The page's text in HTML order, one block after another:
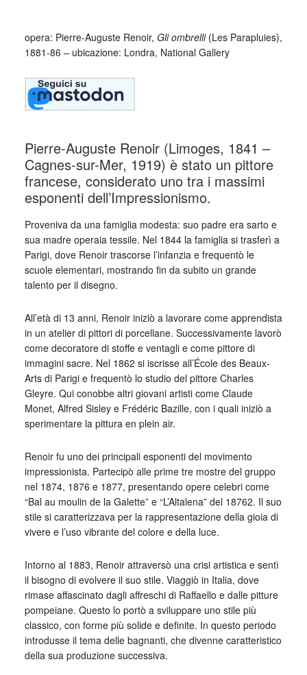
opera: Pierre-Auguste Renoir, Gli ombrelli(Les Parapluies),
1881-86 – ubicazione: Londra, National Gallery
Pierre-Auguste Renoir (Limoges, 1841 –
Cagnes-sur-Mer, 1919) è stato un pittore
francese, considerato uno tra i massimi
esponenti dell’Impressionismo.
Proveniva da una famiglia modesta: suo padre era sarto e
sua madre operaia tessile. Nel 1844 la famiglia si trasferì a
Parigi, dove Renoir trascorse l’infanzia e frequentò le
scuole elementari, mostrando fin da subito un grande
talento per il disegno.
All’età di 13 anni, Renoir iniziò a lavorare come apprendista
in un atelier di pittori di porcellane. Successivamente lavorò
come decoratore di stoffe e ventagli e come pittore di
immagini sacre. Nel 1862 si iscrisse all’École des Beaux-
Arts di Parigi e frequentò lo studio del pittore Charles
Gleyre. Qui conobbe altri giovani artisti come Claude
Monet, Alfred Sisley e Frédéric Bazille, con i quali iniziò a
sperimentare la pittura en plein air.
Renoir fu uno dei principali esponenti del movimento
impressionista. Partecipò alle prime tre mostre del gruppo
nel 1874, 1876 e 1877, presentando opere celebri come
“Bal au moulin de la Galette” e “L’Altalena” del 18762. Il suo
stile si caratterizzava per la rappresentazione della gioia di
vivere e l’uso vibrante del colore e della luce.
Intorno al 1883, Renoir attraversò una crisi artistica e sentì
il bisogno di evolvere il suo stile. Viaggiò in Italia, dove
rimase affascinato dagli affreschi di Raffaello e dalle pitture
pompeiane. Questo lo portò a sviluppare uno stile più
classico, con forme più solide e definite. In questo periodo
introdusse il tema delle bagnanti, che divenne caratteristico
della sua produzione successiva.